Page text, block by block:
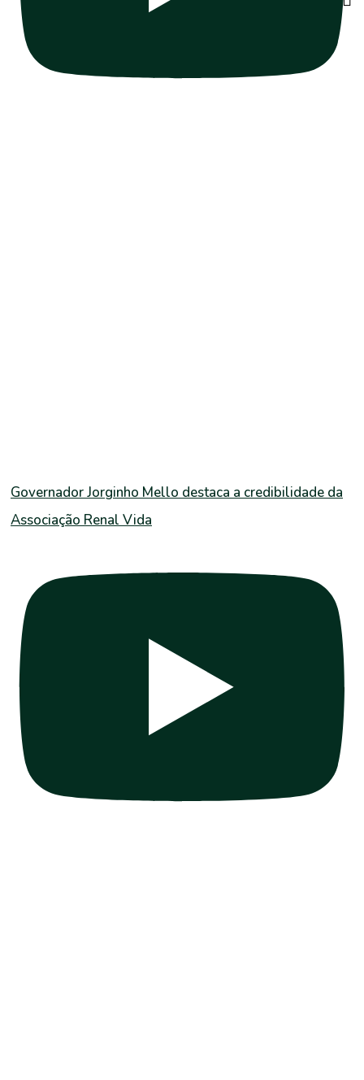
Governador Jorginho Mello destaca a credibilidade da
Associação Renal Vida